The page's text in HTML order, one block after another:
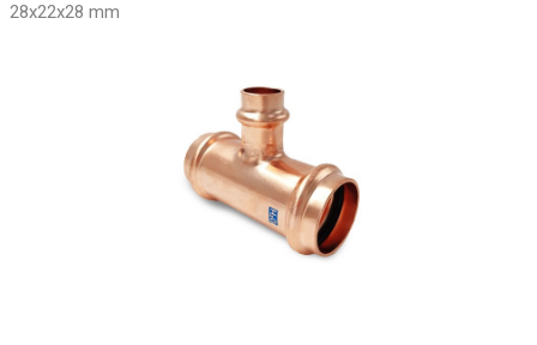
28x22x28 mm